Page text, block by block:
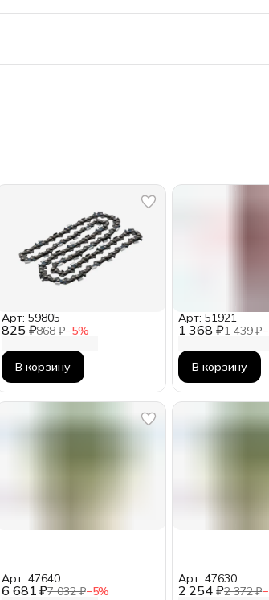
825 ₽868 ₽−5%
Арт: 59805
В корзину
1 368 ₽1 439 ₽−
Арт: 51921
В корзину
6 681 ₽7 032 ₽−5%
Арт: 47640
2 254 ₽2 372 ₽−
Арт: 47630